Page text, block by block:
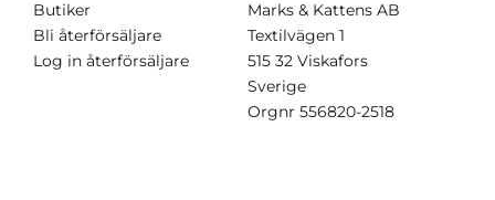
Butiker
Bli återförsäljare
Log in återförsäljare
Marks & Kattens AB
Textilvägen 1
515 32 Viskafors
Sverige
Orgnr 556820-2518